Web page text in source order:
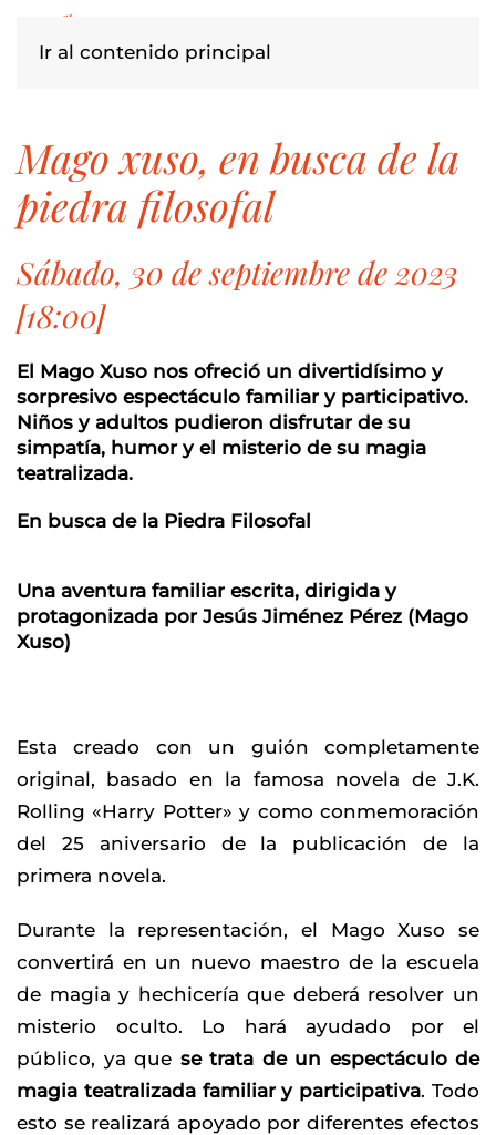
Ir al contenido principal
mago xuso, en busca de la
piedra filosofal
Sábado, 30 de septiembre de 2023
[18:00]
El Mago Xuso nos ofreció un divertidísimo y
sorpresivo espectáculo familiar y participativo.
Niños y adultos pudieron disfrutar de su
simpatía, humor y el misterio de su magia
teatralizada.
En busca de la Piedra Filosofal
Una aventura familiar escrita, dirigida y
protagonizada por Jesús Jiménez Pérez (Mago
Xuso)
Esta creado con un guión completamente
original, basado en la famosa novela de J.K.
Rolling «Harry Potter» y como conmemoración
del 25 aniversario de la publicación de la
primera novela.
Durante la representación, el Mago Xuso se
convertirá en un nuevo maestro de la escuela
de magia y hechicería que deberá resolver un
misterio oculto. Lo hará ayudado por el
público, ya que se trata de un espectáculo de
magia teatralizada familiar y participativa. Todo
esto se realizará apoyado por diferentes efectos